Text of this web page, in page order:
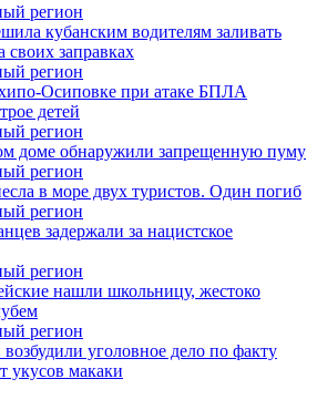
регион
кубанским водителям заливать
своих заправках
регион
Осиповке при атаке БПЛА
детей
регион
доме обнаружили запрещенную пуму
регион
в море двух туристов. Один погиб
регион
задержали за нацистское
регион
нашли школьницу, жестоко
регион
уголовное дело по факту
укусов макаки